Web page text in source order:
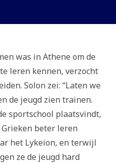
was in Athene om de
leren kennen, verzocht
Solon zei: “Laten we
de jeugd zien trainen.
sportschool plaatsvindt,
beter leren
het Lykeion, en terwijl
ze de jeugd hard